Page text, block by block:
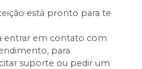
está pronto para te
entrar em contato com
para
suporte ou pedir um